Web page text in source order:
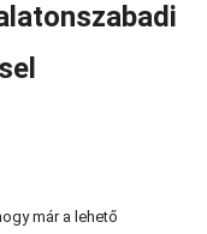
már a lehető